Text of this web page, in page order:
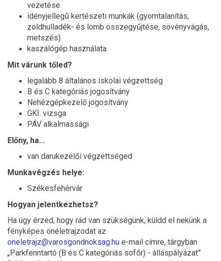
vezetése
idényjellegű kertészeti munkák (gyomtalanítás,
zöldhulladék- és lomb összegyűjtése, sövényvágás,
metszés)
kaszálógép használata
Mit várunk tőled?
legalább 8 általános iskolai végzettség
B és C kategóriás jogosítvány
Nehézgépkezelő jogosítvány
GKI. vizsga
PÁV alkalmassági
Előny, ha...
van darukezelői végzettséged
Munkavégzés helye:
Székesfehérvár
Hogyan jelentkezhetsz?
Ha úgy érzed, hogy rád van szükségünk, küldd el nekünk a
fényképes önéletrajzodat az
oneletrajz@varosgondnoksag.hu e-mail címre, tárgyban
„Parkfenntartó (B és C kategóriás sofőr) - álláspályázat”